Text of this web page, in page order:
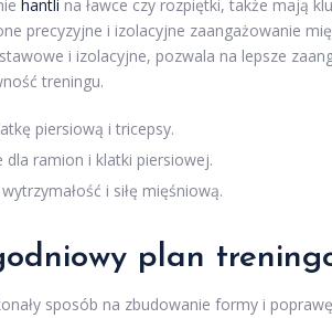
hantli na ławce czy rozpiętki, także mają
precyzyjne i izolacyjne zaangażowanie
i izolacyjne, pozwala na lepsze
treningu.
piersiową i tricepsy.
dla ramion i klatki piersiowej.
i siłę mięśniową.
plan
sposób na zbudowanie formy i